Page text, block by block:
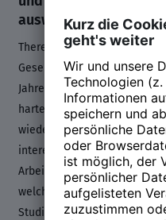
auswirkt.«
Theresa Käufer ist Expertin
Gesellschaft bei Statista.
Jahren den Entwicklungen in
harten Fakten rund um den
wieder auch den Megatrend
interessiert sie dabei, wie
Arbeitszeitmodelle in
welche Auswirkungen diese
Studium der der